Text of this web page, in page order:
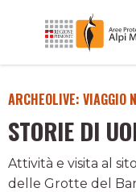
ARCHEOLIVE: VIAGGIO
STORIE DI
Attività e visita al
delle Grotte del